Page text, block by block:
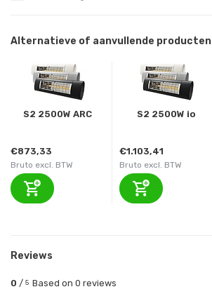
Alternatieve of aanvullende producten
S2 2500W ARC
€873,33
Bruto excl. BTW
S2 2500W io
€1.103,41
Bruto excl. BTW
Reviews
0 / 5 Based on 0 reviews